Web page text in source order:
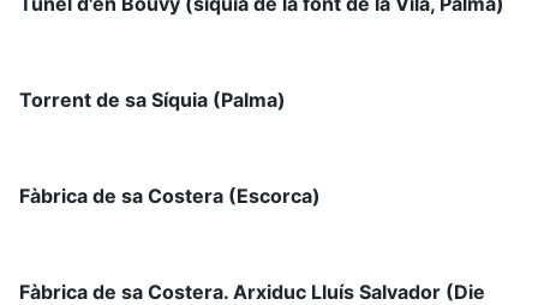
Torrent de sa Síquia (Palma)
Fàbrica de sa Costera (Escorca)
Fàbrica de sa Costera. Arxiduc Lluís Salvador (Die